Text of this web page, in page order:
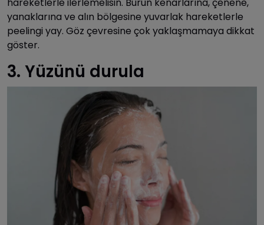
yanaklarına ve alın bölgesine yuvarlak hareketlerle
peelingi yay. Göz çevresine çok yaklaşmamaya dikkat
göster.
3. Yüzünü durula